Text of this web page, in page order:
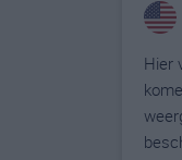
Hier